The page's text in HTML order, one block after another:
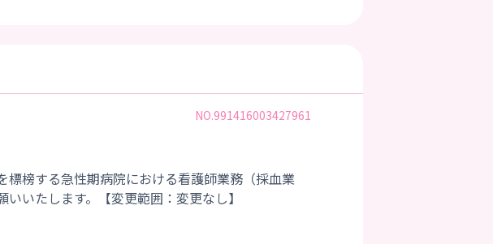
NO.991416003427961
榜する急性期病院における看護師業務（採血業